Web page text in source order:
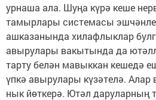
урнаша ала. Шуңа күрә кеше
тамырлары системасы
ашказанында хилафлыклар
авырулары вакытында да
тарту белән мавыккан кешедә
үпкә авырулары күзәтелә.
нык йөткерә. Ютәл даруларның